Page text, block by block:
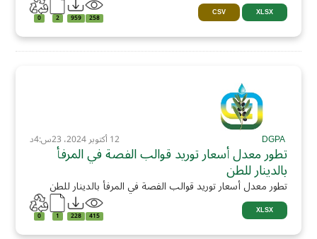
XLSX
CSV
258
959
2
0
DGPA 12 أكتوبر 2024، 23س:4د
تطور معدل أسعار توريد قوالب الفصة في المرفأ
بالدينار للطن
تطور معدل أسعار توريد قوالب الفصة في المرفأ بالدينار للطن
XLSX
415
228
1
0